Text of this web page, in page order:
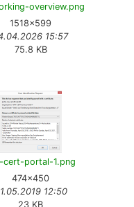
overview.png
1518×599
15:57
75.8 KB
cert-portal-1.png
474×450
12:50
23 KB